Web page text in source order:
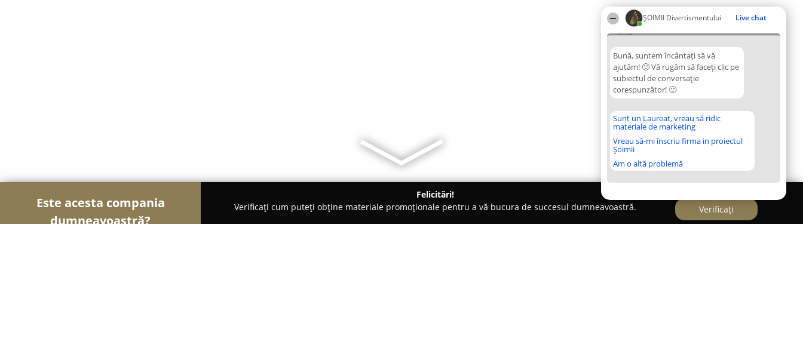
ŞOIMII Divertismentului Live chat
16:24
Bună, suntem încântați să vă
ajutăm! 🙂 Vă rugăm să faceți clic pe
subiectul de conversație
corespunzător! 🙂
Sunt un Laureat, vreau să ridic
materiale de marketing
Vreau să-mi înscriu firma in proiectul
Șoimii
Am o altă problemă
Este acesta compania
dumneavoastră?
Felicitări!
Verificați cum puteți obține materiale promoționale pentru a vă bucura de succesul dumneavoastră.
Verificați